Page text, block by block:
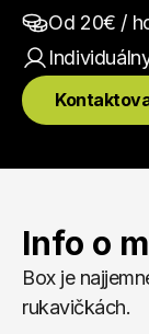
Od 20€ /
Info o
Box je
rukavičkách.